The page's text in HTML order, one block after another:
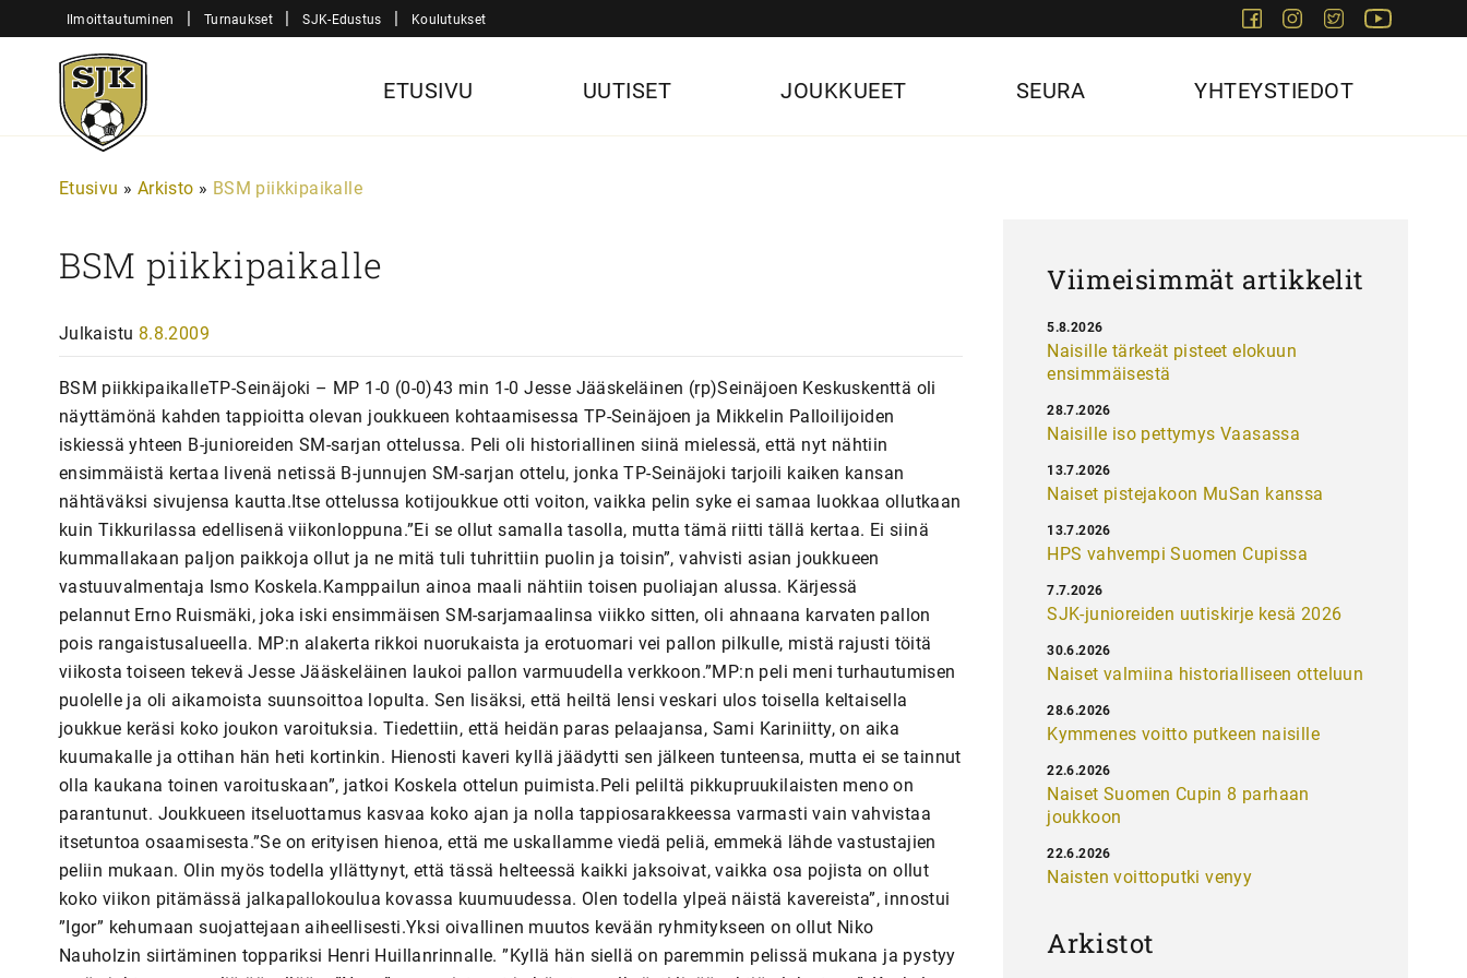
sisältöön
Ilmoittautuminen | Turnaukset | SJK-Edustus | Koulutukset FacebookInstagram
Twitter
Sjk-
Juniorit
ETUSIVU UUTISET JOUKKUEET SEURA YHTEYSTIEDOT
Etusivu » Arkisto » BSM piikkipaikalle
BSM piikkipaikalle
Julkaistu 8.8.2009
BSM piikkipaikalleTP-Seinäjoki – MP 1-0 (0-0)43 min 1-0 Jesse Jääskeläinen (rp)Seinäjoen Keskuskenttä oli
näyttämönä kahden tappioitta olevan joukkueen kohtaamisessa TP-Seinäjoen ja Mikkelin Palloilijoiden
iskiessä yhteen B-junioreiden SM-sarjan ottelussa. Peli oli historiallinen siinä mielessä, että nyt nähtiin
ensimmäistä kertaa livenä netissä B-junnujen SM-sarjan ottelu, jonka TP-Seinäjoki tarjoili kaiken kansan
nähtäväksi sivujensa kautta.Itse ottelussa kotijoukkue otti voiton, vaikka pelin syke ei samaa luokkaa ollutkaan
kuin Tikkurilassa edellisenä viikonloppuna.”Ei se ollut samalla tasolla, mutta tämä riitti tällä kertaa. Ei siinä
kummallakaan paljon paikkoja ollut ja ne mitä tuli tuhrittiin puolin ja toisin”, vahvisti asian joukkueen
vastuuvalmentaja Ismo Koskela.Kamppailun ainoa maali nähtiin toisen puoliajan alussa. Kärjessä
pelannut Erno Ruismäki, joka iski ensimmäisen SM-sarjamaalinsa viikko sitten, oli ahnaana karvaten pallon
pois rangaistusalueella. MP:n alakerta rikkoi nuorukaista ja erotuomari vei pallon pilkulle, mistä rajusti töitä
viikosta toiseen tekevä Jesse Jääskeläinen laukoi pallon varmuudella verkkoon.”MP:n peli meni turhautumisen
puolelle ja oli aikamoista suunsoittoa lopulta. Sen lisäksi, että heiltä lensi veskari ulos toisella keltaisella
joukkue keräsi koko joukon varoituksia. Tiedettiin, että heidän paras pelaajansa, Sami Kariniitty, on aika
kuumakalle ja ottihan hän heti kortinkin. Hienosti kaveri kyllä jäädytti sen jälkeen tunteensa, mutta ei se tainnut
olla kaukana toinen varoituskaan”, jatkoi Koskela ottelun puimista.Peli peliltä pikkupruukilaisten meno on
parantunut. Joukkueen itseluottamus kasvaa koko ajan ja nolla tappiosarakkeessa varmasti vain vahvistaa
itsetuntoa osaamisesta.”Se on erityisen hienoa, että me uskallamme viedä peliä, emmekä lähde vastustajien
peliin mukaan. Olin myös todella yllättynyt, että tässä helteessä kaikki jaksoivat, vaikka osa pojista on ollut
koko viikon pitämässä jalkapallokoulua kovassa kuumuudessa. Olen todella ylpeä näistä kavereista”, innostui
”Igor” kehumaan suojattejaan aiheellisesti.Yksi oivallinen muutos kevään ryhmitykseen on ollut Niko
Nauholzin siirtäminen toppariksi Henri Huillanrinnalle. ”Kyllä hän siellä on paremmin pelissä mukana ja pystyy
Viimeisimmät artikkelit
Naisille tärkeät pisteet elokuun
ensimmäisestä
5.8.2026
Naisille iso pettymys Vaasassa
28.7.2026
Naiset pistejakoon MuSan kanssa
13.7.2026
HPS vahvempi Suomen Cupissa
13.7.2026
SJK-junioreiden uutiskirje kesä 2026
7.7.2026
Naiset valmiina historialliseen otteluun
30.6.2026
Kymmenes voitto putkeen naisille
28.6.2026
Naiset Suomen Cupin 8 parhaan
joukkoon
22.6.2026
Naisten voittoputki venyy
22.6.2026
Arkistot